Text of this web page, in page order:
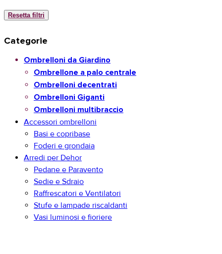
Resetta filtri
Categorie
Ombrelloni da Giardino
Ombrellone a palo centrale
Ombrelloni decentrati
Ombrelloni Giganti
Ombrelloni multibraccio
Accessori ombrelloni
Basi e copribase
Foderi e grondaia
Arredi per Dehor
Pedane e Paravento
Sedie e Sdraio
Raffrescatori e Ventilatori
Stufe e lampade riscaldanti
Vasi luminosi e fioriere